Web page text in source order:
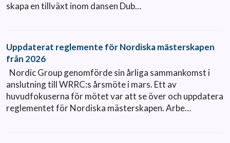
skapa en tillväxt inom dansen Dub…
Uppdaterat reglemente för Nordiska mästerskapen
från 2026
Nordic Group genomförde sin årliga sammankomst i
anslutning till WRRC:s årsmöte i mars. Ett av
huvudfokuserna för mötet var att se över och uppdatera
reglementet för Nordiska mästerskapen. Arbe…